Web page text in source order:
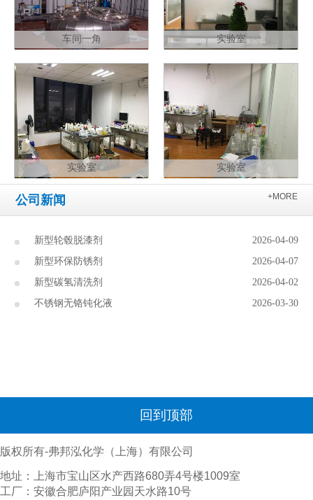
车间一角 实验室
实验室 实验室
+MORE
公司新闻
2026-04-09
新型轮毂脱漆剂
2026-04-07
新型环保防锈剂
2026-04-02
新型碳氢清洗剂
2026-03-30
不锈钢无铬钝化液
回到顶部
版权所有-弗邦泓化学（上海）有限公司
地址：上海市宝山区水产西路680弄4号楼1009室
工厂：安徽合肥庐阳产业园天水路10号